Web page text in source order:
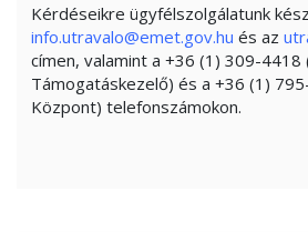
Kérdéseikre ügyfélszolgálatunk
info.utravalo@emet.gov.hu és az
címen, valamint a +36 (1) 309-
Támogatáskezelő) és a +36 (1)
Központ) telefonszámokon.